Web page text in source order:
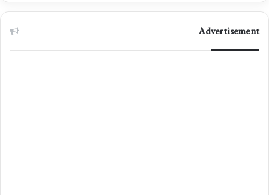
Advertisement